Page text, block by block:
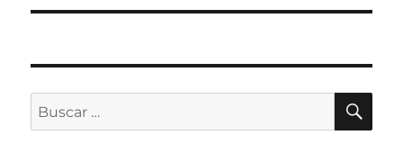
Buscar
por: